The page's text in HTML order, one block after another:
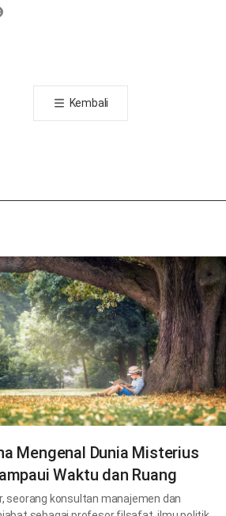
Kembali
Mengenal Dunia Misterius
Waktu dan Ruang
seorang konsultan manajemen dan